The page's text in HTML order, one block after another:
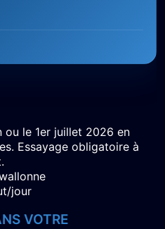
ou le 1er juillet 2026 en
Essayage obligatoire à
jour
VOTRE